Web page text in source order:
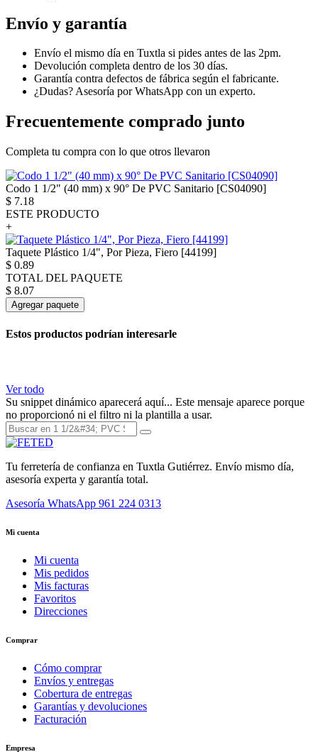
Envío y garantía
Envío el mismo día en Tuxtla si pides antes de las 2pm.
Devolución completa dentro de los 30 días.
Garantía contra defectos de fábrica según el fabricante.
¿Dudas? Asesoría por WhatsApp con un experto.
Frecuentemente comprado junto
Completa tu compra con lo que otros llevaron
Codo 1 1/2" (40 mm) x 90° De PVC Sanitario [CS04090]
$ 7.18
ESTE PRODUCTO
+
Taquete Plástico 1/4", Por Pieza, Fiero [44199]
$ 0.89
TOTAL DEL PAQUETE
$ 8.07
Agregar paquete
Estos productos podrían interesarle
Ver todo
Su snippet dinámico aparecerá aquí... Este mensaje aparece porque
no proporcionó ni el filtro ni la plantilla a usar.
Tu ferretería de confianza en Tuxtla Gutiérrez. Envío mismo día,
asesoría experta y garantía total.
Asesoría WhatsApp 961 224 0313
Mi cuenta
Mi cuenta
Mis pedidos
Mis facturas
Favoritos
Direcciones
Comprar
Cómo comprar
Envíos y entregas
Cobertura de entregas
Garantías y devoluciones
Facturación
Empresa